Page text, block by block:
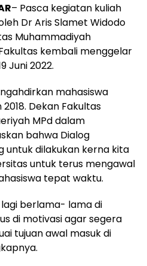
– Pasca kegiatan kuliah
Dr Aris Slamet Widodo
Muhammadiyah
kembali menggelar
Juni 2022.
mahasiswa
Dekan Fakultas
MPd dalam
bahwa Dialog
untuk dilakukan kerna kita
untuk terus mengawal
tepat waktu.
berlama- lama di
di motivasi agar segera
tujuan awal masuk di